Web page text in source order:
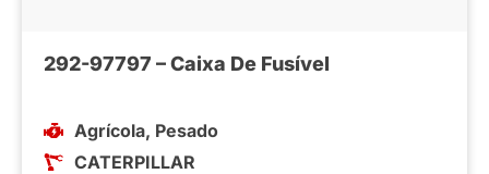
292-97797 – Caixa De Fusível
Agrícola, Pesado
CATERPILLAR